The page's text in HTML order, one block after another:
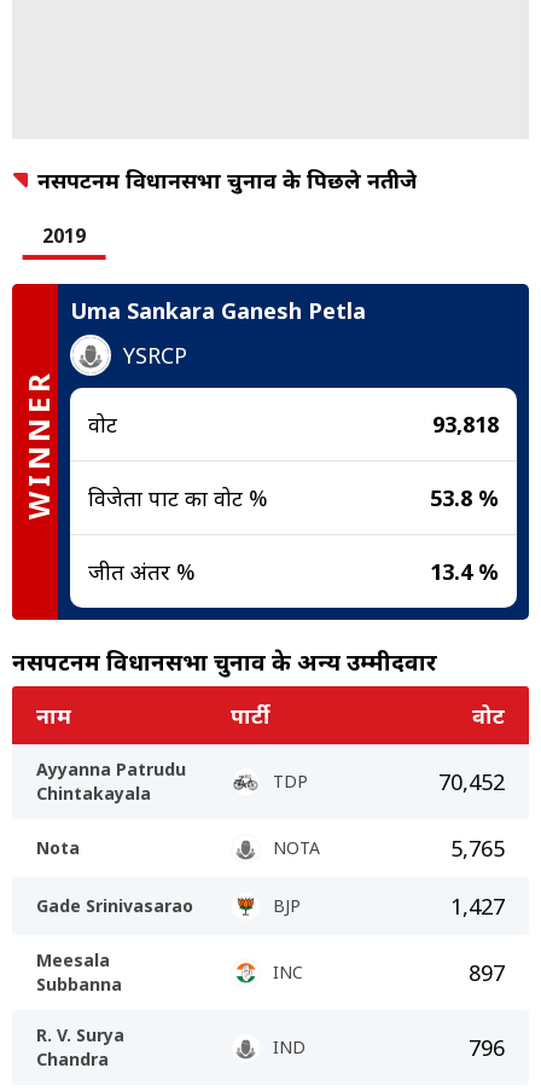
नर्सीपटनम विधानसभा चुनाव के पिछले नतीजे
2019
WINNER
Uma Sankara Ganesh Petla
YSRCP
वोट 93,818
विजेता पार्टी का वोट % 53.8 %
जीत अंतर % 13.4 %
नर्सीपटनम विधानसभा चुनाव के अन्य उम्मीदवार
नाम पार्टी वोट
Ayyanna Patrudu
Chintakayala
TDP 70,452
Nota NOTA 5,765
Gade Srinivasarao BJP 1,427
Meesala
Subbanna
INC 897
R. V. Surya
Chandra
IND 796